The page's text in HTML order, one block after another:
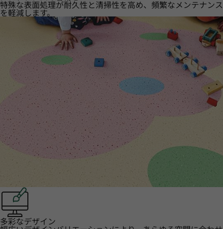
特殊な表面処理が耐久性と清掃性を高め、頻繁なメンテナンス
を軽減します。
多彩なデザイン